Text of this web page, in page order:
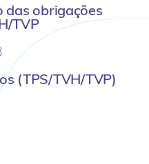
das obrigações
TVP
(TPS/TVH/TVP)